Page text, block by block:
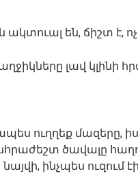
են, ճիշտ է, ոչ
լավ կլինի
ուղղեք մազերը,
ծավալը
ինչպես ուզում